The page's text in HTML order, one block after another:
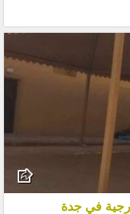
في جدة